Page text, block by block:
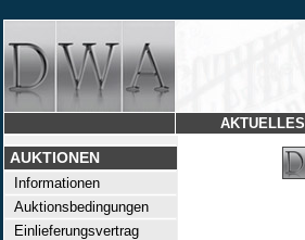
AKTUELLES
AUKTIONEN
Informationen
Auktionsbedingungen
Einlieferungsvertrag